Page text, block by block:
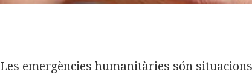
Les emergències humanitàries són⁤